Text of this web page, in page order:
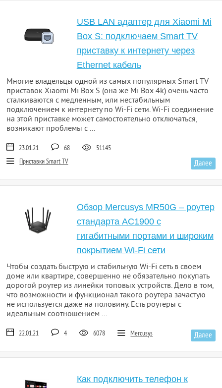
USB LAN адаптер для Xiaomi Mi
Box S: подключаем Smart TV
приставку к интернету через
Ethernet кабель
Многие владельцы одной из самых популярных Smart TV
приставок Xiaomi Mi Box S (она же Mi Box 4k) очень часто
сталкиваются с медленным, или нестабильным
подключением к интернету по Wi-Fi сети. Wi-Fi соединение
на этой приставке может самостоятельно отключаться,
возникают проблемы с ...
23.01.21 68
51145
Приставки Smart TV
Далее
Обзор Mercusys MR50G – роутер
стандарта AC1900 с
гигабитными портами и широким
покрытием Wi-Fi сети
Чтобы создать быструю и стабильную Wi-Fi сеть в своем
доме или квартире, совершенно не обязательно покупать
дорогой роутер из линейки топовых устройств. Дело в том,
что возможности и функционал такого роутера зачастую
не используется даже на половину. Есть роутеры с
идеальным соотношением ...
22.01.21 4 6078 Mercusys Далее
Как подключить телефон к